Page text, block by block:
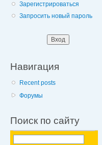
Зарегистрироваться
Запросить новый пароль
Навигация
Recent posts
Форумы
Поиск по сайту